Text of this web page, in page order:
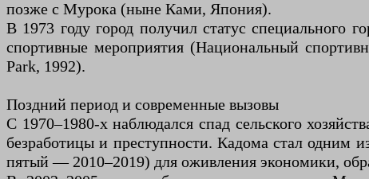
позже с Мурока (ныне Ками, Япония).
В 1973 году город получил статус специального
спортивные мероприятия (Национальный
Park, 1992).
Поздний период и современные вызовы
С 1970–1980-х наблюдался спад сельского
безработицы и преступности. Кадома стал одним
пятый — 2010–2019) для оживления экономики,